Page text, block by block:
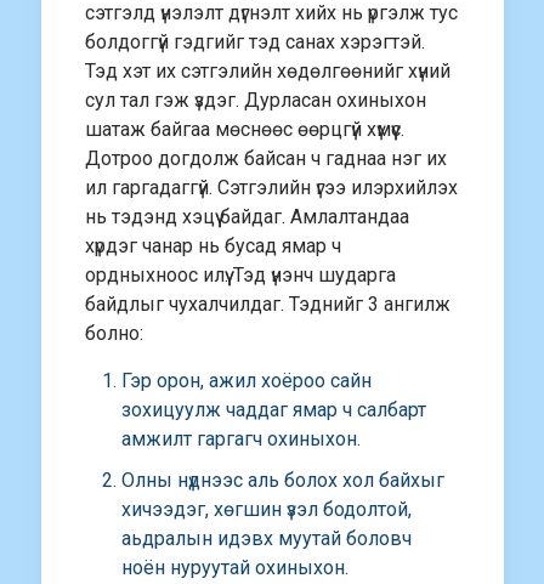
сэтгэлд үнэлэлт дүгнэлт хийх нь үргэлж тус
болдоггүй гэдгийг тэд санах хэрэгтэй.
Тэд хэт их сэтгэлийн хөдөлгөөнийг хүний
сул тал гэж үздэг. Дурласан охиныхон
шатаж байгаа мөснөөс өөрцгүй хүмүүс.
Дотроо догдолж байсан ч гаднаа нэг их
ил гаргадаггүй. Сэтгэлийн үгээ илэрхийлэх
нь тэдэнд хэцүү байдаг. Амлалтандаа
хүрдэг чанар нь бусад ямар ч
ордныхноос илүү. Тэд үнэнч шударга
байдлыг чухалчилдаг. Тэднийг 3 ангилж
болно:
Гэр орон, ажил хоёроо сайн
зохицуулж чаддаг ямар ч салбарт
амжилт гаргагч охиныхон.
Олны нүднээс аль болох хол байхыг
хичээдэг, хөгшин үзэл бодолтой,
аьдралын идэвх муутай боловч
ноён нуруутай охиныхон.